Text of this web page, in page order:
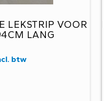
LEKSTRIP VOOR
LANG
btw